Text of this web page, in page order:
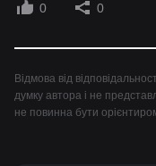
0 0
Відмова від
думку автора і не
не повинна бути